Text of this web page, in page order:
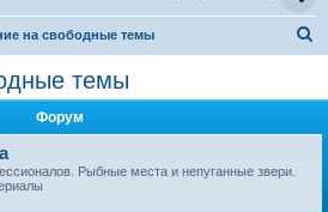
на свободные темы
темы
Форум
Рыбные места и непуганные звери.